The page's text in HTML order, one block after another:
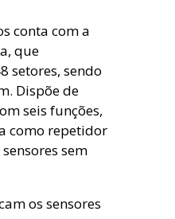
conta com a
que
setores, sendo
Dispõe de
seis funções,
como repetidor
sem
os sensores